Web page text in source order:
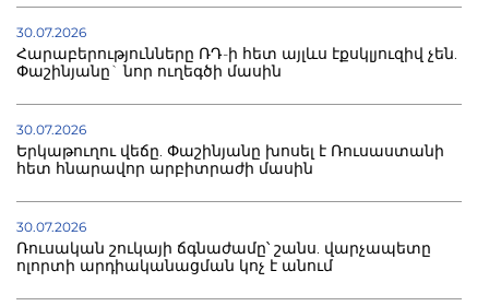
30.07.2026
Հարաբերությունները ՌԴ-ի հետ այլևս էքսկլյուզիվ չեն.
Փաշինյանը` նոր ուղեգծի մասին
30.07.2026
Երկաթուղու վեճը. Փաշինյանը խոսել է Ռուսաստանի
հետ հնարավոր արբիտրաժի մասին
30.07.2026
Ռուսական շուկայի ճգնաժամը՝ շանս. վարչապետը
ոլորտի արդիականացման կոչ է անում